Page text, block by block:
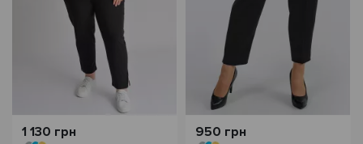
1 130 грн 950 грн